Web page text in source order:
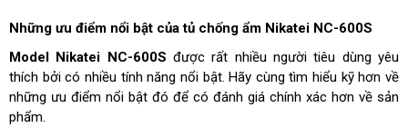
Những ưu điểm nổi bật của tủ chống ẩm Nikatei NC-600S
Model Nikatei NC-600S được rất nhiều người tiêu dùng yêu
thích bởi có nhiều tính năng nổi bật. Hãy cùng tìm hiểu kỹ hơn về
những ưu điểm nổi bật đó để có đánh giá chính xác hơn về sản
phẩm.